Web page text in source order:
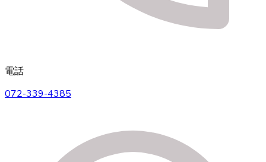
電話
072-339-4385